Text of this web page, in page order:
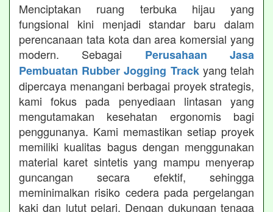
Menciptakan ruang terbuka hijau yang
fungsional kini menjadi standar baru dalam
perencanaan tata kota dan area komersial yang
modern. Sebagai Perusahaan Jasa
Pembuatan Rubber Jogging Trackyang telah
dipercaya menangani berbagai proyek strategis,
kami fokus pada penyediaan lintasan yang
mengutamakan kesehatan ergonomis bagi
penggunanya. Kami memastikan setiap proyek
memiliki kualitas bagus dengan menggunakan
material karet sintetis yang mampu menyerap
guncangan secara efektif, sehingga
meminimalkan risiko cedera pada pergelangan
kaki dan lutut pelari. Dengan dukungan tenaga